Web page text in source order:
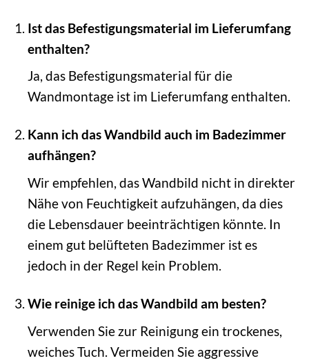
Ist das Befestigungsmaterial im Lieferumfang
enthalten?
Ja, das Befestigungsmaterial für die
Wandmontage ist im Lieferumfang enthalten.
Kann ich das Wandbild auch im Badezimmer
aufhängen?
Wir empfehlen, das Wandbild nicht in direkter
Nähe von Feuchtigkeit aufzuhängen, da dies
die Lebensdauer beeinträchtigen könnte. In
einem gut belüfteten Badezimmer ist es
jedoch in der Regel kein Problem.
Wie reinige ich das Wandbild am besten?
Verwenden Sie zur Reinigung ein trockenes,
weiches Tuch. Vermeiden Sie aggressive